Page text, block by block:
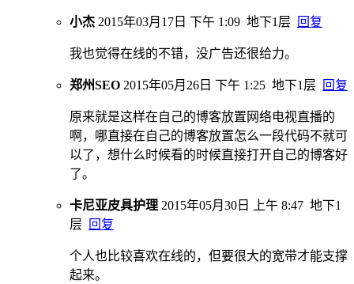
小杰 2015年03月17日 下午 1:09 地下1层 回复
我也觉得在线的不错，没广告还很给力。
郑州SEO 2015年05月26日 下午 1:25 地下1层 回复
原来就是这样在自己的博客放置网络电视直播的
啊，哪直接在自己的博客放置怎么一段代码不就可
以了，想什么时候看的时候直接打开自己的博客好
了。
卡尼亚皮具护理 2015年05月30日 上午 8:47 地下1
层
回复
个人也比较喜欢在线的，但要很大的宽带才能支撑
起来。